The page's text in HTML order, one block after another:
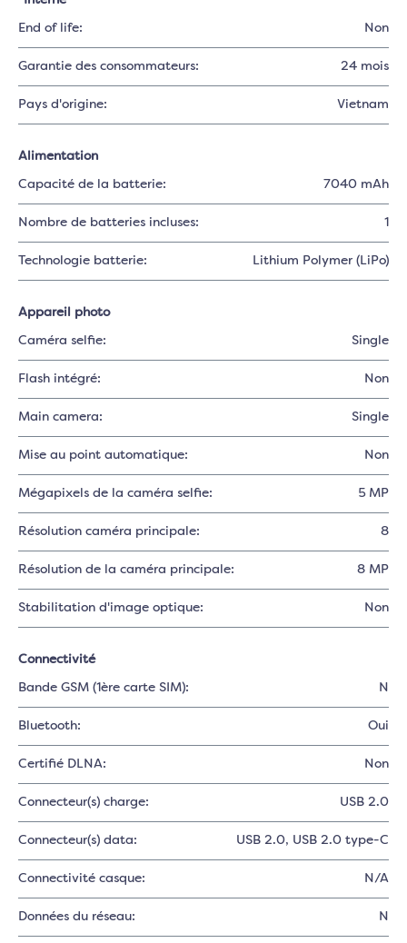
End of life: Non
Garantie des consommateurs: 24 mois
Pays d'origine: Vietnam
Alimentation
Capacité de la batterie: 7040 mAh
Nombre de batteries incluses: 1
Technologie batterie: Lithium Polymer (LiPo)
Appareil photo
Caméra selfie: Single
Flash intégré: Non
Main camera: Single
Mise au point automatique: Non
Mégapixels de la caméra selfie: 5 MP
Résolution caméra principale: 8
Résolution de la caméra principale: 8 MP
Stabilitation d'image optique: Non
Connectivité
Bande GSM (1ère carte SIM): N
Bluetooth: Oui
Certifié DLNA: Non
Connecteur(s) charge: USB 2.0
Connecteur(s) data: USB 2.0, USB 2.0 type-C
Connectivité casque: N/A
Données du réseau: N